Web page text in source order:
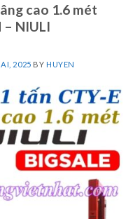
cao 1.6 mét
– NIULI
2025 BY HUYEN